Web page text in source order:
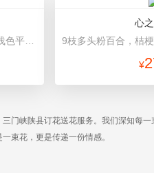
心
¥
门峡陕县订花送花服务。我们深知每
束花，更是传递一份情感。